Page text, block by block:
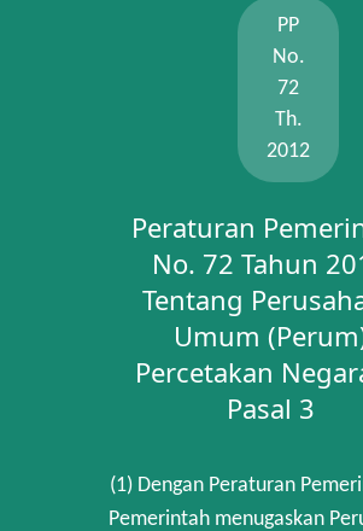
PP
No.
72
Th.
2012
Peraturan
No. 72 Tahun
Tentang
Umum
Percetakan
Pasal 3
(1) Dengan Peraturan
Pemerintah menugaskan